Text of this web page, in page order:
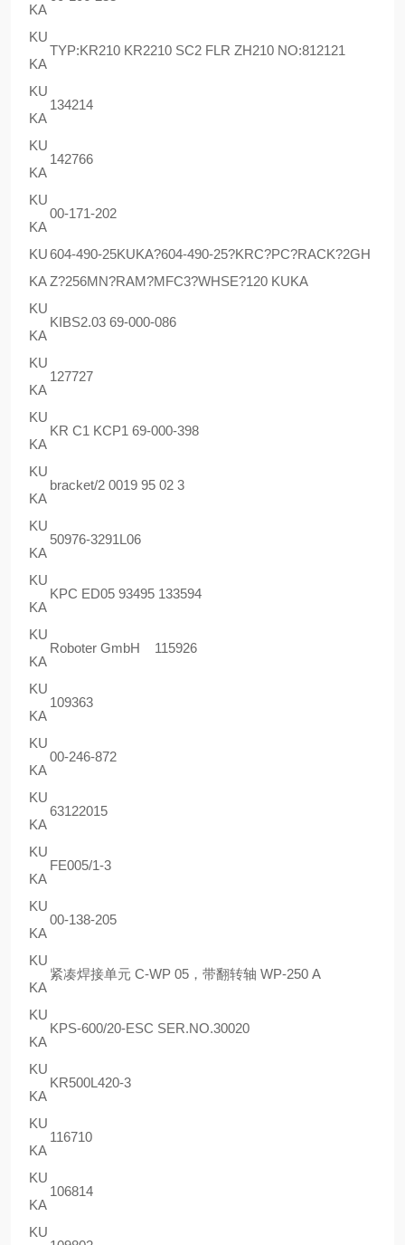
KA
KU
KA
TYP:KR210 KR2210 SC2 FLR ZH210 NO:812121
KU
KA
134214
KU
KA
142766
KU
KA
00-171-202
KU
KA
604-490-25KUKA?604-490-25?KRC?PC?RACK?2GH
Z?256MN?RAM?MFC3?WHSE?120 KUKA
KU
KA
KIBS2.03 69-000-086
KU
KA
127727
KU
KA
KR C1 KCP1 69-000-398
KU
KA
bracket/2 0019 95 02 3
KU
KA
50976-3291L06
KU
KA
KPC ED05 93495 133594
KU
KA
Roboter GmbH 115926
KU
KA
109363
KU
KA
00-246-872
KU
KA
63122015
KU
KA
FE005/1-3
KU
KA
00-138-205
KU
KA
紧凑焊接单元 C-WP 05，带翻转轴 WP-250 A
KU
KA
KPS-600/20-ESC SER.NO.30020
KU
KA
KR500L420-3
KU
KA
116710
KU
KA
106814
KU